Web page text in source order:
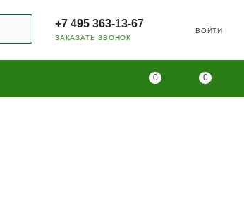
+7 495 363-13-67
ЗАКАЗАТЬ ЗВОНОК
ВОЙТИ
0 0